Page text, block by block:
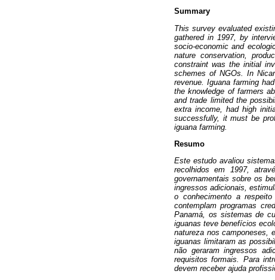
Summary
This survey evaluated
gathered in 1997, by
socio-economic and
nature conservation,
constraint was the initial
schemes of NGOs. In
revenue. Iguana farming
the knowledge of farmers
and trade limited the
extra income, had high
successfully, it must be
iguana farming.
Resumo
Este estudo avaliou
recolhidos em 1997,
governamentais sobre os
ingressos adicionais,
o conhecimento a
contemplam programas
Panamá, os sistemas de
iguanas teve benefícios
natureza nos camponeses,
iguanas limitaram as
não geraram ingressos
requisitos formais. Para
devem receber ajuda